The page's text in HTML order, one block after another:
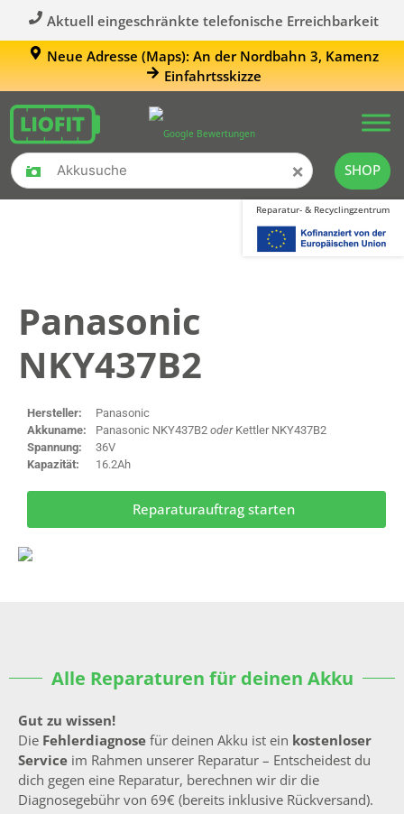
Aktuell eingeschränkte telefonische Erreichbarkeit
Neue Adresse (Maps): An der Nordbahn 3, Kamenz
Einfahrtsskizze
× SHOP
Reparatur- & Recyclingzentrum
Panasonic
NKY437B2
Hersteller:
Panasonic
Akkuname:
Panasonic NKY437B2 oderKettler NKY437B2
Spannung:
36V
Kapazität:
16.2Ah
Reparaturauftrag starten
Alle Reparaturen für deinen Akku
Gut zu wissen!
Die Fehlerdiagnose für deinen Akku ist ein kostenloser
Service im Rahmen unserer Reparatur – Entscheidest du
dich gegen eine Reparatur, berechnen wir dir die
Diagnosegebühr von 69€ (bereits inklusive Rückversand).